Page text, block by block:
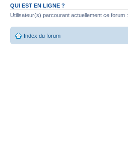
QUI EST EN LIGNE ?
Utilisateur(s) parcourant actuellement ce forum :
Index du forum